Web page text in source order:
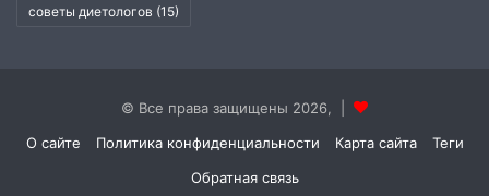
советы диетологов (15)
© Все права защищены 2026, |
О сайте
Политика конфиденциальности Карта сайта
Теги
Обратная связь